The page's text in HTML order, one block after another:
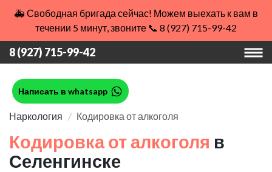
🚑 Свободная бригада сейчас! Можем выехать к вам в
течении 5 минут, звоните 📞 8 (927) 715-99-42
8 (927) 715-99-42
Написать в whatsapp
Наркология Кодировка от алкоголя
Кодировка от алкоголя в
Селенгинске